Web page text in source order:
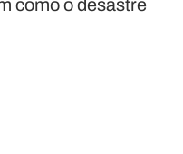
como o desastre